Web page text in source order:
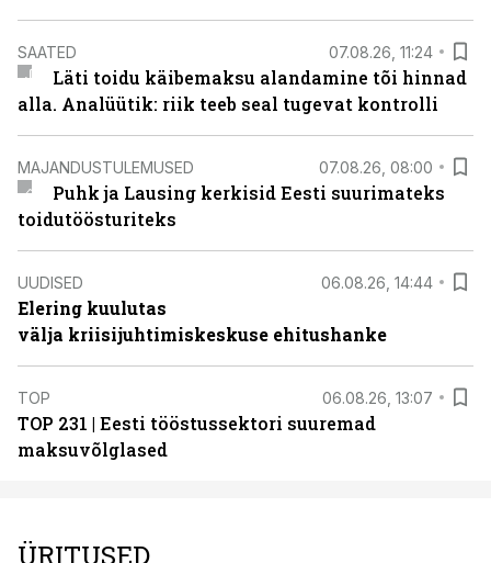
SAATED 07.08.26, 11:24
Läti toidu käibemaksu alandamine tõi hinnad
alla. Analüütik: riik teeb seal tugevat kontrolli
MAJANDUSTULEMUSED 07.08.26, 08:00
Puhk ja Lausing kerkisid Eesti suurimateks
toidutöösturiteks
UUDISED 06.08.26, 14:44
Elering kuulutas
välja kriisijuhtimiskeskuse ehitushanke
TOP 06.08.26, 13:07
TOP 231 | Eesti tööstussektori suuremad
maksuvõlglased
ÜRITUSED